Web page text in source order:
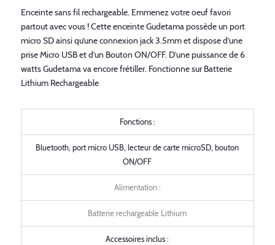
Enceinte sans fil rechargeable. Emmenez votre oeuf favori
partout avec vous ! Cette enceinte Gudetama possède un port
micro SD ainsi qu’une connexion jack 3.5mm et dispose d’une
prise Micro USB et d’un Bouton ON/OFF. D’une puissance de 6
watts Gudetama va encore frétiller. Fonctionne sur Batterie
Lithium Rechargeable
Fonctions :
Bluetooth, port micro USB, lecteur de carte microSD, bouton
ON/OFF
Alimentation :
Batterie rechargeable Lithium
Accessoires inclus :